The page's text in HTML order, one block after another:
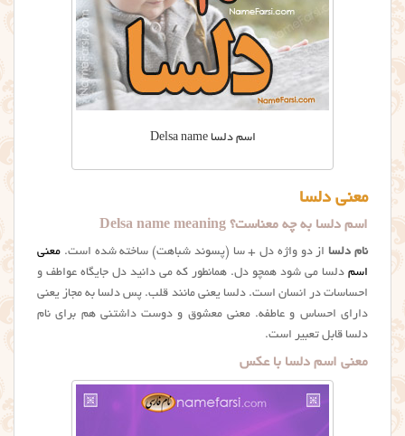
اسم دلسا Delsa name
معنی دلسا
اسم دلسا به چه معناست؟ Delsa name meaning
نام دلسا از دو واژه دل + سا (پسوند شباهت) ساخته شده است. معنی
اسم دلسا می شود همچو دل. همانطور که می دانید دل جایگاه عواطف و
احساسات در انسان است. دلسا یعنی مانند قلب. پس دلسا به مجاز یعنی
دارای احساس و عاطفه. معنی معشوق و دوست داشتنی هم برای نام
دلسا قابل تعبیر است.
معنی اسم دلسا با عکس